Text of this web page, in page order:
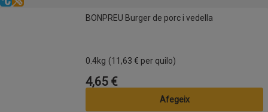
BONPREU Burger de porc i vedella
Refrigerat
Sense gluten
BONPREU Burger de porc i vedella
0.4kg (11,63 € per quilo)
Preu
4,65 €
Afegeix